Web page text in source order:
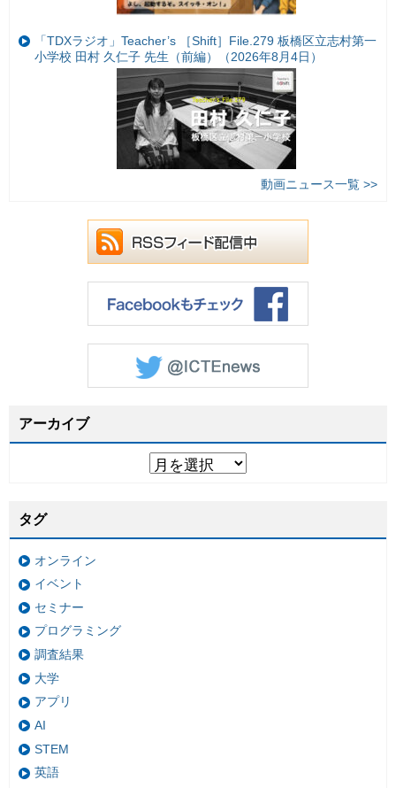
「TDXラジオ」Teacher’s ［Shift］File.279 板橋区立志村第一
小学校 田村 久仁子 先生（前編）（2026年8月4日）
動画ニュース一覧 >>
アーカイブ
タグ
オンライン
イベント
セミナー
プログラミング
調査結果
大学
アプリ
AI
STEM
英語